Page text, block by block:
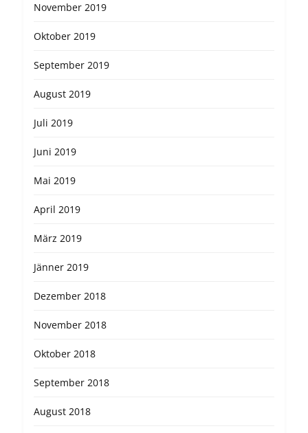
November 2019
Oktober 2019
September 2019
August 2019
Juli 2019
Juni 2019
Mai 2019
April 2019
März 2019
Jänner 2019
Dezember 2018
November 2018
Oktober 2018
September 2018
August 2018